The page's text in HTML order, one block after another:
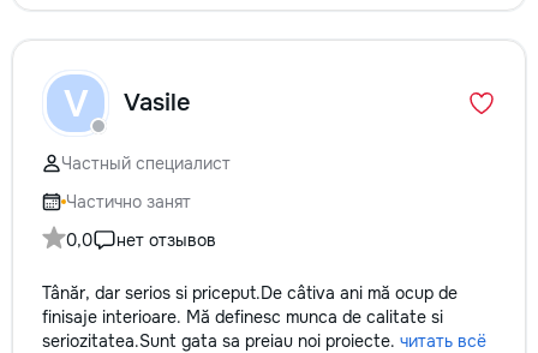
V Vasile
Частный специалист
Частично занят
0,0
нет отзывов
Tânăr, dar serios si priceput.De câtiva ani mă ocup de
finisaje interioare. Mă definesc munca de calitate si
seriozitatea.Sunt gata sa preiau noi proiecte. читать всё